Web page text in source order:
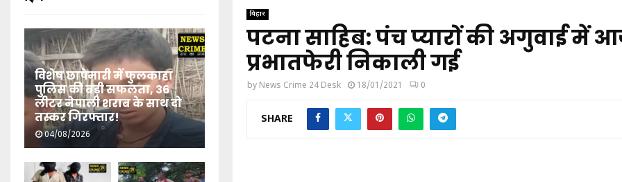
बिहार
पटना साहिब: पंच प्यारों की अगुवाई में
प्रभातफेरी निकाली गई
by News Crime 24 Desk 18/01/2021 0
SHARE
विशेष छापेमारी में फुलकाहा
पुलिस की बड़ी सफलता, 36
लीटर नेपाली शराब के साथ दो
तस्कर गिरफ्तार!
04/08/2026